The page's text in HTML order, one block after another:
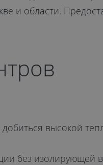
и области.
высокой
без изолирующей